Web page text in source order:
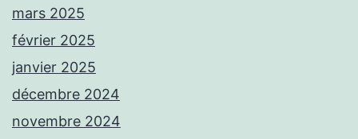
mars 2025
février 2025
janvier 2025
décembre 2024
novembre 2024